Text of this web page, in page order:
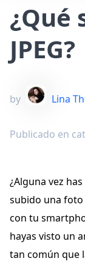
¿Qué
JPEG?
by Lina
Publicado en
¿Alguna vez
subido una
con tu
hayas visto un
tan común que